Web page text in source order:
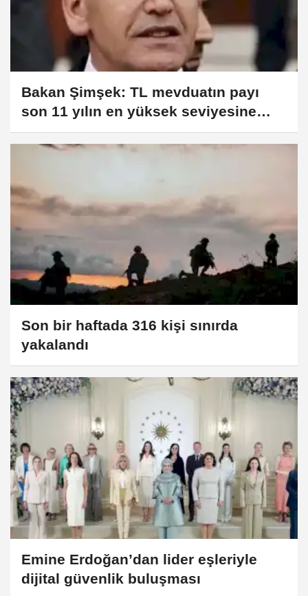
Bakan Şimşek: TL mevduatın payı
son 11 yılın en yüksek seviyesine
ulaştı
Son bir haftada 316 kişi sınırda
yakalandı
Emine Erdoğan’dan lider eşleriyle
dijital güvenlik buluşması